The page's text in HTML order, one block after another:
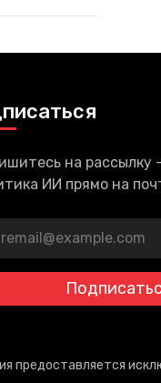
на рассылку
ИИ прямо на
предоставляется